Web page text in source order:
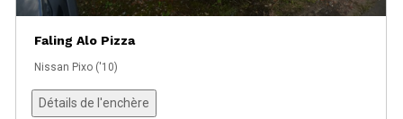
Faling Alo Pizza
Nissan Pixo ('10)
Détails de l'enchère